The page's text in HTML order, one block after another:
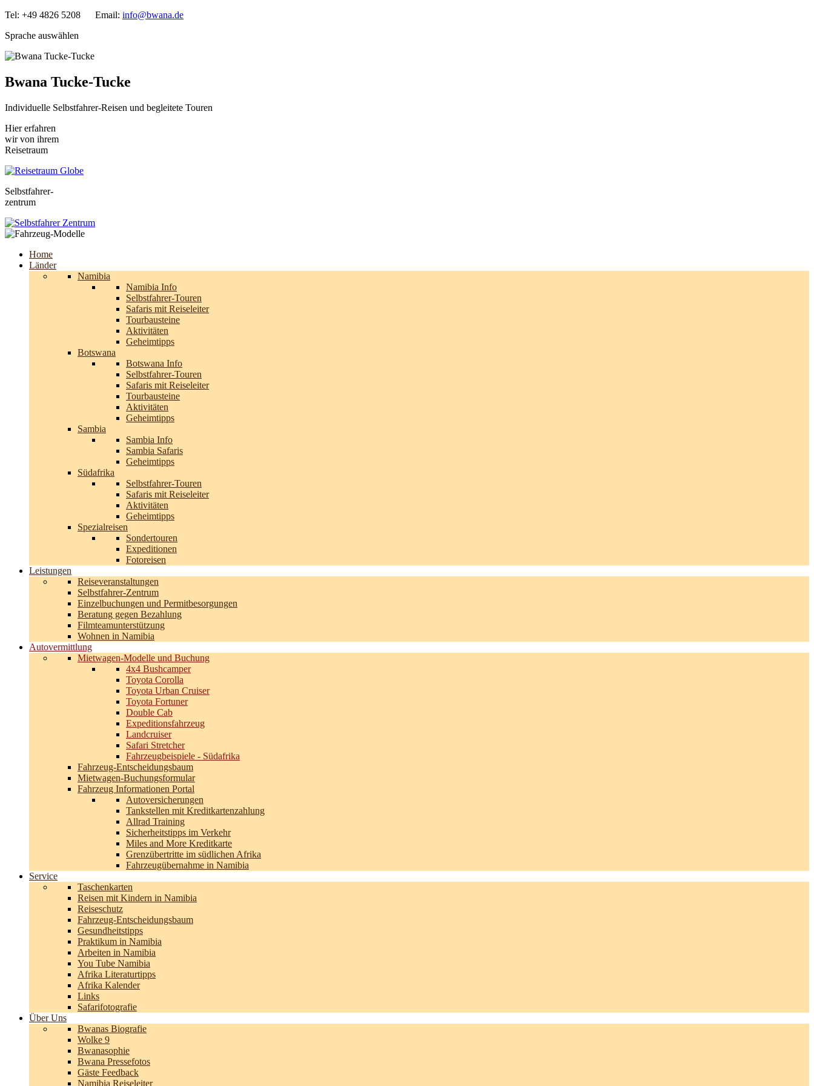
Tel: +49 4826 5208 Email: info@bwana.de
Sprache auswählen
Bwana Tucke-Tucke
Individuelle Selbstfahrer-Reisen und begleitete Touren
Hier erfahren
wir von ihrem
Reisetraum
Selbstfahrer-
zentrum
Home
Länder
Namibia
Namibia Info
Selbstfahrer-Touren
Safaris mit Reiseleiter
Tourbausteine
Aktivitäten
Geheimtipps
Botswana
Botswana Info
Selbstfahrer-Touren
Safaris mit Reiseleiter
Tourbausteine
Aktivitäten
Geheimtipps
Sambia
Sambia Info
Sambia Safaris
Geheimtipps
Südafrika
Selbstfahrer-Touren
Safaris mit Reiseleiter
Aktivitäten
Geheimtipps
Spezialreisen
Sondertouren
Expeditionen
Fotoreisen
Leistungen
Reiseveranstaltungen
Selbstfahrer-Zentrum
Einzelbuchungen und Permitbesorgungen
Beratung gegen Bezahlung
Filmteamunterstützung
Wohnen in Namibia
Autovermittlung
Mietwagen-Modelle und Buchung
4x4 Bushcamper
Toyota Corolla
Toyota Urban Cruiser
Toyota Fortuner
Double Cab
Expeditionsfahrzeug
Landcruiser
Safari Stretcher
Fahrzeugbeispiele - Südafrika
Fahrzeug-Entscheidungsbaum
Mietwagen-Buchungsformular
Fahrzeug Informationen Portal
Autoversicherungen
Tankstellen mit Kreditkartenzahlung
Allrad Training
Sicherheitstipps im Verkehr
Miles and More Kreditkarte
Grenzübertritte im südlichen Afrika
Fahrzeugübernahme in Namibia
Service
Taschenkarten
Reisen mit Kindern in Namibia
Reiseschutz
Fahrzeug-Entscheidungsbaum
Gesundheitstipps
Praktikum in Namibia
Arbeiten in Namibia
You Tube Namibia
Afrika Literaturtipps
Afrika Kalender
Links
Safarifotografie
Über Uns
Bwanas Biografie
Wolke 9
Bwanasophie
Bwana Pressefotos
Gäste Feedback
Namibia Reiseleiter